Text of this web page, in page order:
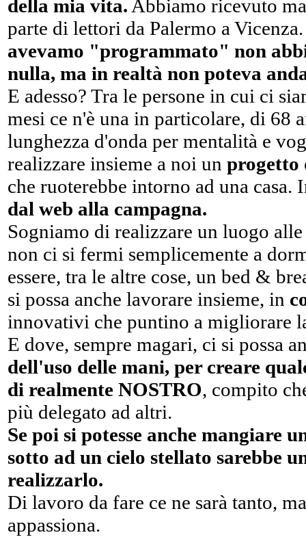
della mia vita. Abbiamo ricevuto
parte di lettori da Palermo a
avevamo "programmato" non
nulla, ma in realtà non poteva
E adesso? Tra le persone in cui ci
mesi ce n'è una in particolare, di 68
lunghezza d'onda per mentalità e
realizzare insieme a noi un progetto
che ruoterebbe intorno ad una casa.
dal web alla campagna.
Sogniamo di realizzare un luogo
non ci si fermi semplicemente a
essere, tra le altre cose, un bed &
si possa anche lavorare insieme, in
innovativi che puntino a migliorare
E dove, sempre magari, ci si possa
dell'uso delle mani, per creare
di realmente NOSTRO, compito
più delegato ad altri.
Se poi si potesse anche mangiare
sotto ad un cielo stellato sarebbe
realizzarlo.
Di lavoro da fare ce ne sarà tanto,
appassiona.